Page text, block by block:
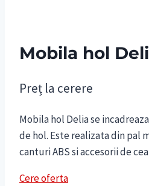
Mobila hol
Preț la cerere
Mobila hol Delia se
de hol. Este realizata din pal
canturi ABS si accesorii de
Cere oferta